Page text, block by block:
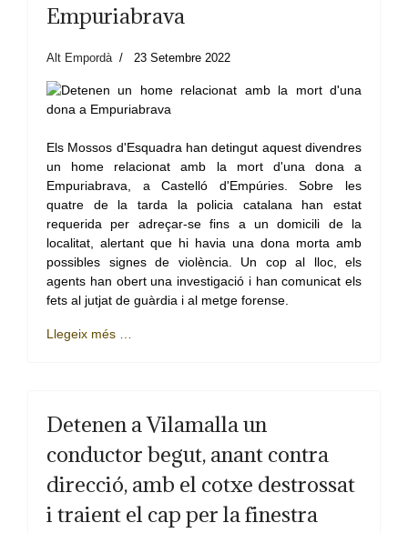
Empuriabrava
Alt Empordà 23 Setembre 2022
Els Mossos d'Esquadra han detingut aquest divendres
un home relacionat amb la mort d'una dona a
Empuriabrava, a Castelló d'Empúries. Sobre les
quatre de la tarda la policia catalana han estat
requerida per adreçar-se fins a un domicili de la
localitat, alertant que hi havia una dona morta amb
possibles signes de violència. Un cop al lloc, els
agents han obert una investigació i han comunicat els
fets al jutjat de guàrdia i al metge forense.
Llegeix més …
Detenen a Vilamalla un
conductor begut, anant contra
direcció, amb el cotxe destrossat
i traient el cap per la finestra